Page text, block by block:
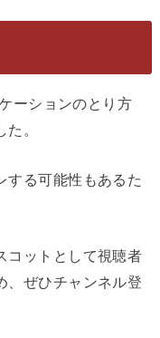
ーションのとり方
。
する可能性もあるた
コットとして視聴者
、ぜひチャンネル登